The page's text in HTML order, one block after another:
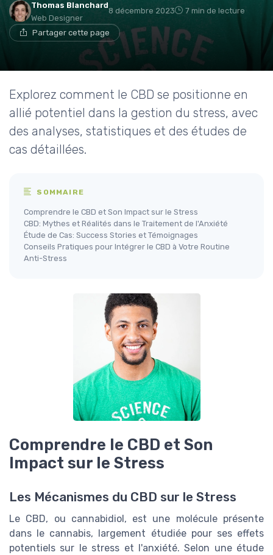
Thomas Blanchard
Web Designer
8 décembre 2023 7 min de lecture
Partager cette page
Explorez comment le CBD se positionne en
allié potentiel dans la gestion du stress, avec
des analyses, statistiques et des études de
cas détaillées.
SOMMAIRE
Comprendre le CBD et Son Impact sur le Stress
CBD: Mythes et Réalités dans le Traitement de l'Anxiété
Étude de Cas: Success Stories et Témoignages
Conseils Pratiques pour Intégrer le CBD à Votre Routine
Anti-Stress
Comprendre le CBD et Son
Impact sur le Stress
Les Mécanismes du CBD sur le Stress
Le CBD, ou cannabidiol, est une molécule présente
dans le cannabis, largement étudiée pour ses effets
potentiels sur le stress et l'anxiété. Selon une étude